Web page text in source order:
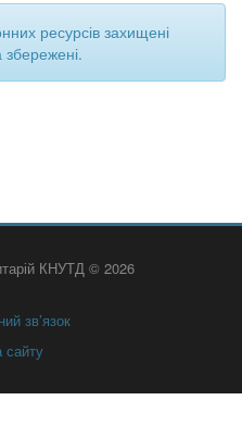
ресурсів захищені
КНУТД © 2026
зв’язок
сайту